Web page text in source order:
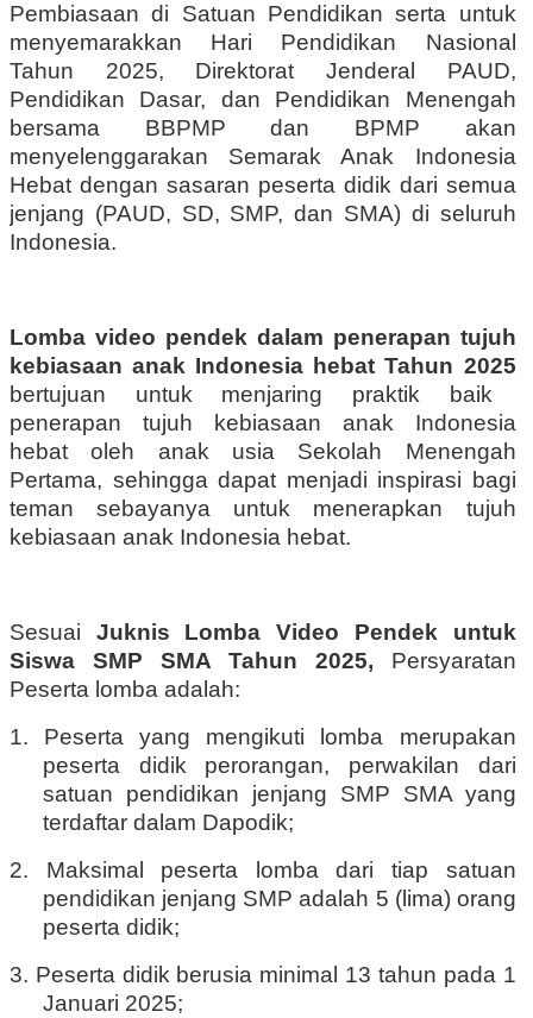
Pembiasaan di Satuan Pendidikan serta untuk
menyemarakkan Hari Pendidikan Nasional
Tahun 2025, Direktorat Jenderal PAUD,
Pendidikan Dasar, dan Pendidikan Menengah
bersama BBPMP dan BPMP akan
menyelenggarakan Semarak Anak Indonesia
Hebat dengan sasaran peserta didik dari semua
jenjang (PAUD, SD, SMP, dan SMA) di seluruh
Indonesia.
Lomba video pendek dalam penerapan tujuh
kebiasaan anak Indonesia hebat Tahun 2025
bertujuan untuk menjaring praktik baik
penerapan tujuh kebiasaan anak Indonesia
hebat oleh anak usia Sekolah Menengah
Pertama, sehingga dapat menjadi inspirasi bagi
teman sebayanya untuk menerapkan tujuh
kebiasaan anak Indonesia hebat.
Sesuai Juknis Lomba Video Pendek untuk
Siswa SMP SMA Tahun 2025, Persyaratan
Peserta lomba adalah:
1. Peserta yang mengikuti lomba merupakan
peserta didik perorangan, perwakilan dari
satuan pendidikan jenjang SMP SMA yang
terdaftar dalam Dapodik;
2. Maksimal peserta lomba dari tiap satuan
pendidikan jenjang SMP adalah 5 (lima) orang
peserta didik;
3. Peserta didik berusia minimal 13 tahun pada 1
Januari 2025;